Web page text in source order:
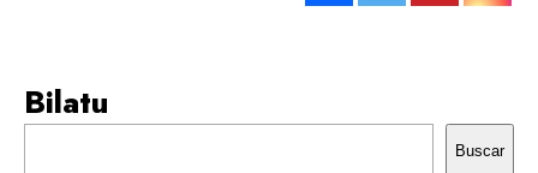
Bilatu
Buscar